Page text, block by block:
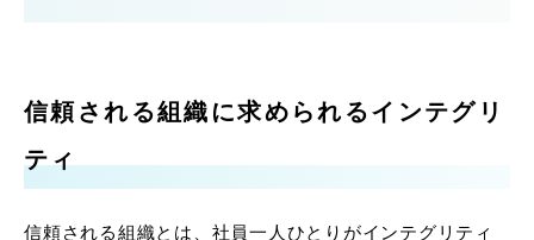
信頼される組織に求められるインテグリ
ティ
信頼される組織とは、社員一人ひとりがインテグリティ